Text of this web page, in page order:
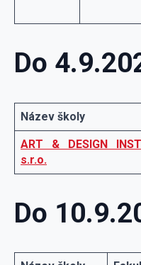
Do
Název školy
ART & DESIGN
s.r.o.
Do